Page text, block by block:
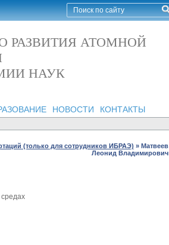
РАЗВИТИЯ АТОМНОЙ
НАУК
НОВОСТИ КОНТАКТЫ
(только для сотрудников ИБРАЭ) » Матвеев
Леонид Владимирович